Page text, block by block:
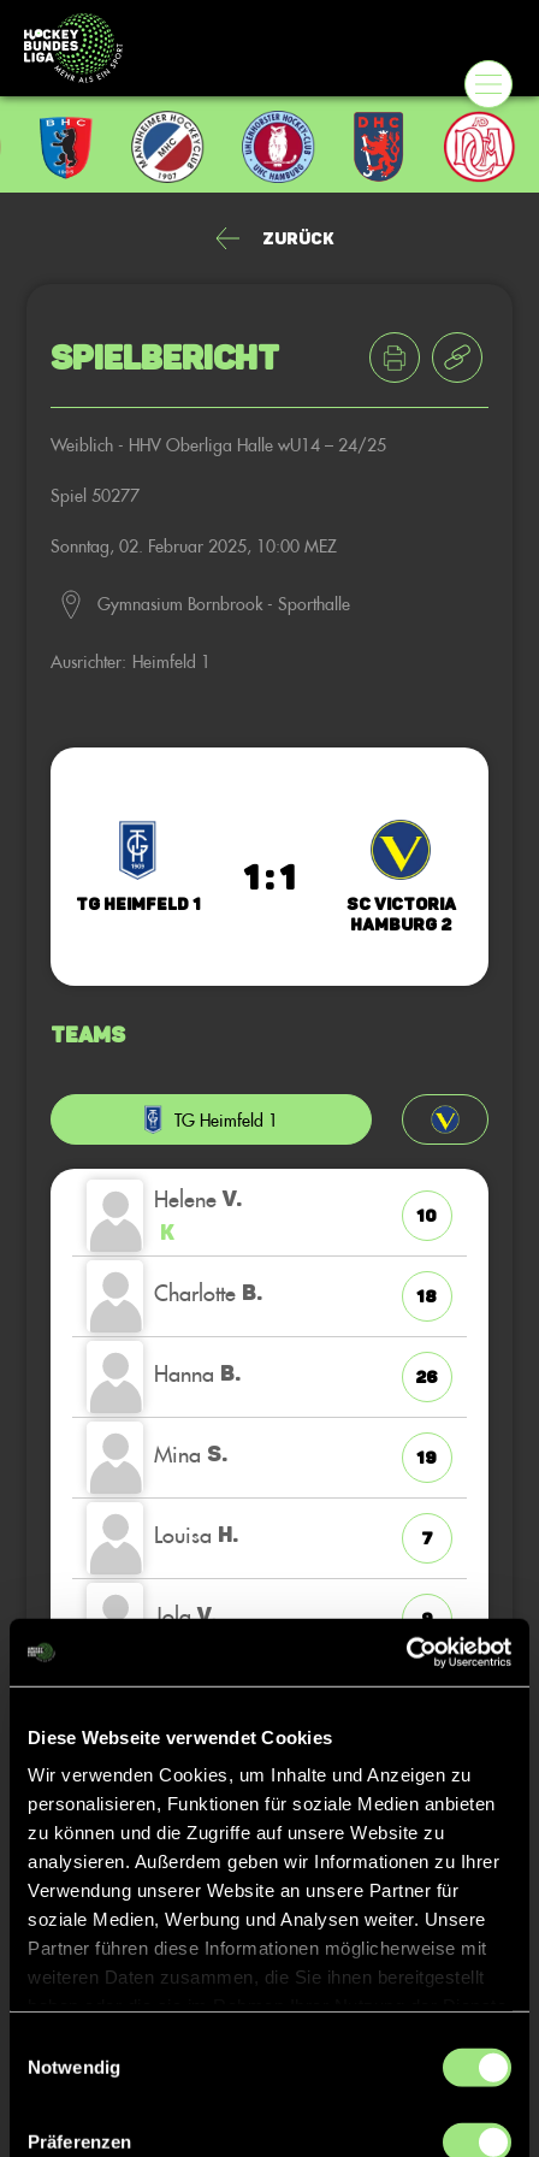
Diese Webseite verwendet Cookies
Wir verwenden Cookies, um Inhalte und Anzeigen zu
personalisieren, Funktionen für soziale Medien anbieten
zu können und die Zugriffe auf unsere Website zu
analysieren. Außerdem geben wir Informationen zu Ihrer
Verwendung unserer Website an unsere Partner für
soziale Medien, Werbung und Analysen weiter. Unsere
Partner führen diese Informationen möglicherweise mit
weiteren Daten zusammen, die Sie ihnen bereitgestellt
Notwendig
Präferenzen
Zurück
Spielbericht
Weiblich - HHV Oberliga Halle wU14 – 24/25
Spiel 50277
Sonntag, 02. Februar 2025, 10:00 MEZ
Gymnasium Bornbrook - Sporthalle
Ausrichter: Heimfeld 1
TG Heimfeld 1
1 : 1
SC Victoria
Hamburg 2
Teams
TG Heimfeld 1
Helene V.
K
10
Charlotte B. 18
Hanna B. 26
Mina S. 19
Louisa H. 7
Jola V. 9
Elisa Mia L.
Greta Emilia
S.
TW
1
Mia P. 15
TW = Torwart & ETW = Ersatztorwart, K = Kapitän